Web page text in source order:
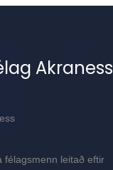
Akraness
félagsmenn leitað eftir